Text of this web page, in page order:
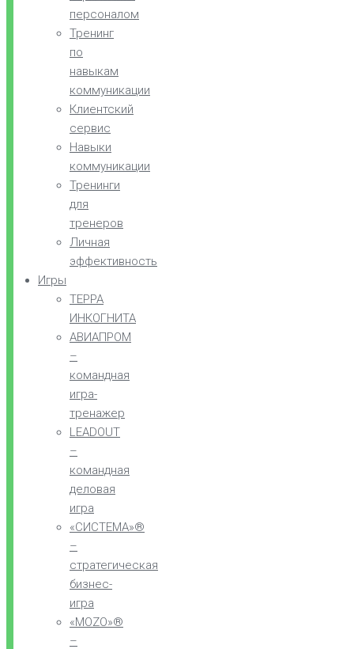
персоналом
Тренинг
по
навыкам
коммуникации
Клиентский
сервис
Навыки
коммуникации
Тренинги
для
тренеров
Личная
эффективность
Игры
ТЕРРА
ИНКОГНИТА
АВИАПРОМ
–
командная
игра-
тренажер
LEADOUT
–
командная
деловая
игра
«СИСТЕМА»®
–
стратегическая
бизнес-
игра
«MOZO»®
–